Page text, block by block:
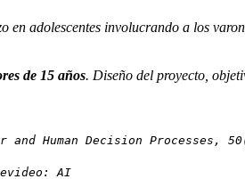
adolescentes involucrando a los
de 15 años. Diseño del proyecto,
Human Decision Processes,
AI